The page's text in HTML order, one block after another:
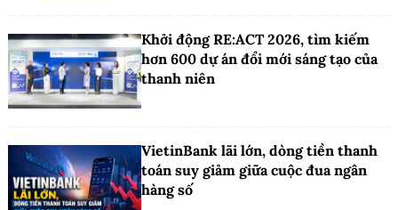
Khởi động RE:ACT 2026, tìm kiếm
hơn 600 dự án đổi mới sáng tạo của
thanh niên
VietinBank lãi lớn, dòng tiền thanh
toán suy giảm giữa cuộc đua ngân
hàng số